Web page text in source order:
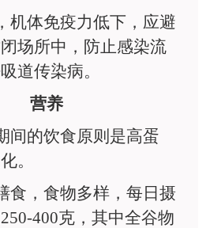
机体免疫力低下，应避
场所中，防止感染流
道传染病。
营养
间的饮食原则是高蛋
。
食，食物多样，每日摄
400克，其中全谷物